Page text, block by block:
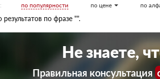
по популярности по цене по
по фразе "".
Не знаете,
Правильная консультация